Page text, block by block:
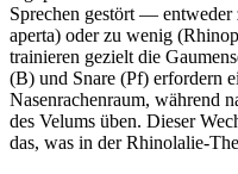
Sprechen gestört —
aperta) oder zu wenig
trainieren gezielt die
(B) und Snare (Pf) erfordern
Nasenrachenraum, während
des Velums üben. Dieser
das, was in der Rhinolalie-